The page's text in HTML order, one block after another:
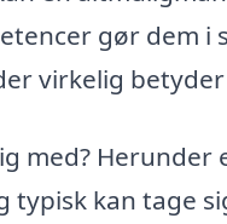
gør dem i
virkelig
med? Herunder
typisk kan tage